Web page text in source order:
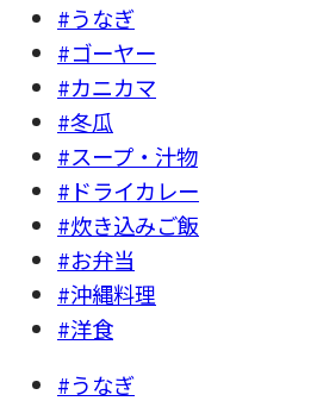
#うなぎ
#ゴーヤー
#カニカマ
#冬瓜
#スープ・汁物
#ドライカレー
#炊き込みご飯
#お弁当
#沖縄料理
#洋食
#うなぎ